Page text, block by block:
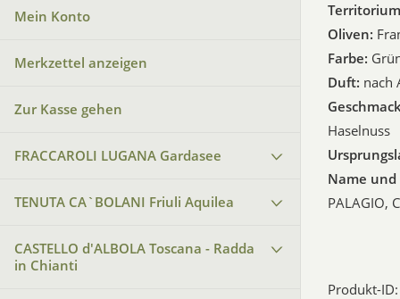
Mein Konto
Merkzettel anzeigen
Zur Kasse gehen
FRACCAROLI LUGANA Gardasee
TENUTA CA`BOLANI Friuli Aquilea
CASTELLO d'ALBOLA Toscana - Radda
in Chianti
Oliven:
Farbe:
Duft: nach
Haselnuss
Name und
PALAGIO,
Produkt-